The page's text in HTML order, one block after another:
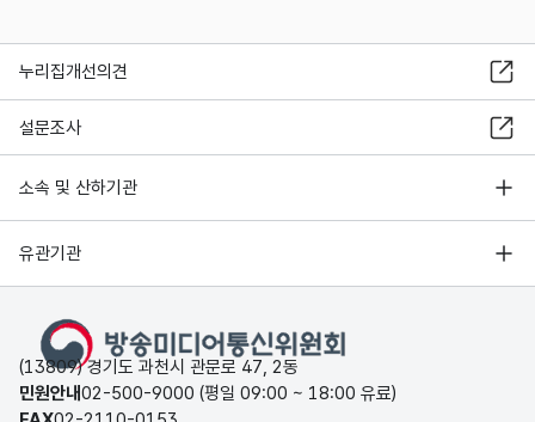
누리집개선의견
설문조사
소속 및 산하기관
유관기관
(13809) 경기도 과천시 관문로 47, 2동
민원안내02-500-9000 (평일 09:00 ~ 18:00 유료)